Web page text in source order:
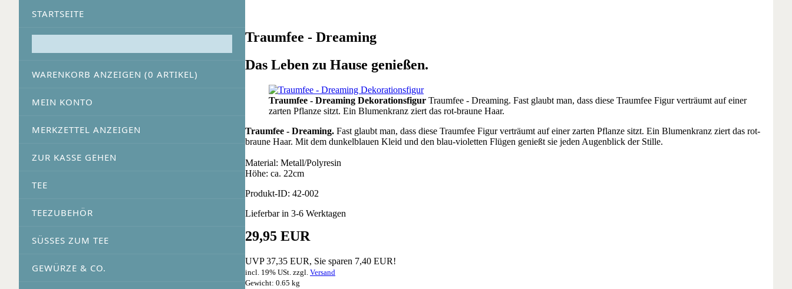
STARTSEITE
WARENKORB ANZEIGEN (0 ARTIKEL)
MEIN KONTO
MERKZETTEL ANZEIGEN
ZUR KASSE GEHEN
TEE
TEEZUBEHÖR
SÜSSES ZUM TEE
GEWÜRZE & CO.
Traumfee - Dreaming
Das Leben zu Hause genießen.
Traumfee - Dreaming Dekorationsfigur Traumfee - Dreaming. Fast glaubt man, dass diese Traumfee Figur verträumt auf einer
zarten Pflanze sitzt. Ein Blumenkranz ziert das rot-braune Haar.
Traumfee - Dreaming. Fast glaubt man, dass diese Traumfee Figur verträumt auf einer zarten Pflanze sitzt. Ein Blumenkranz ziert das rot-
braune Haar. Mit dem dunkelblauen Kleid und den blau-violetten Flügen genießt sie jeden Augenblick der Stille.
Material: Metall/Polyresin
Höhe: ca. 22cm
Produkt-ID: 42-002
Lieferbar in 3-6 Werktagen
29,95 EUR
UVP 37,35 EUR, Sie sparen 7,40 EUR!
incl. 19% USt. zzgl. Versand
Gewicht: 0.65 kg